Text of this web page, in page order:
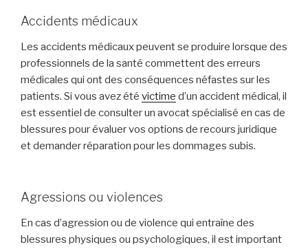
Accidents médicaux
Les accidents médicaux peuvent se produire lorsque des
professionnels de la santé commettent des erreurs
médicales qui ont des conséquences néfastes sur les
patients. Si vous avez été victime d’un accident médical, il
est essentiel de consulter un avocat spécialisé en cas de
blessures pour évaluer vos options de recours juridique
et demander réparation pour les dommages subis.
Agressions ou violences
En cas d’agression ou de violence qui entraîne des
blessures physiques ou psychologiques, il est important